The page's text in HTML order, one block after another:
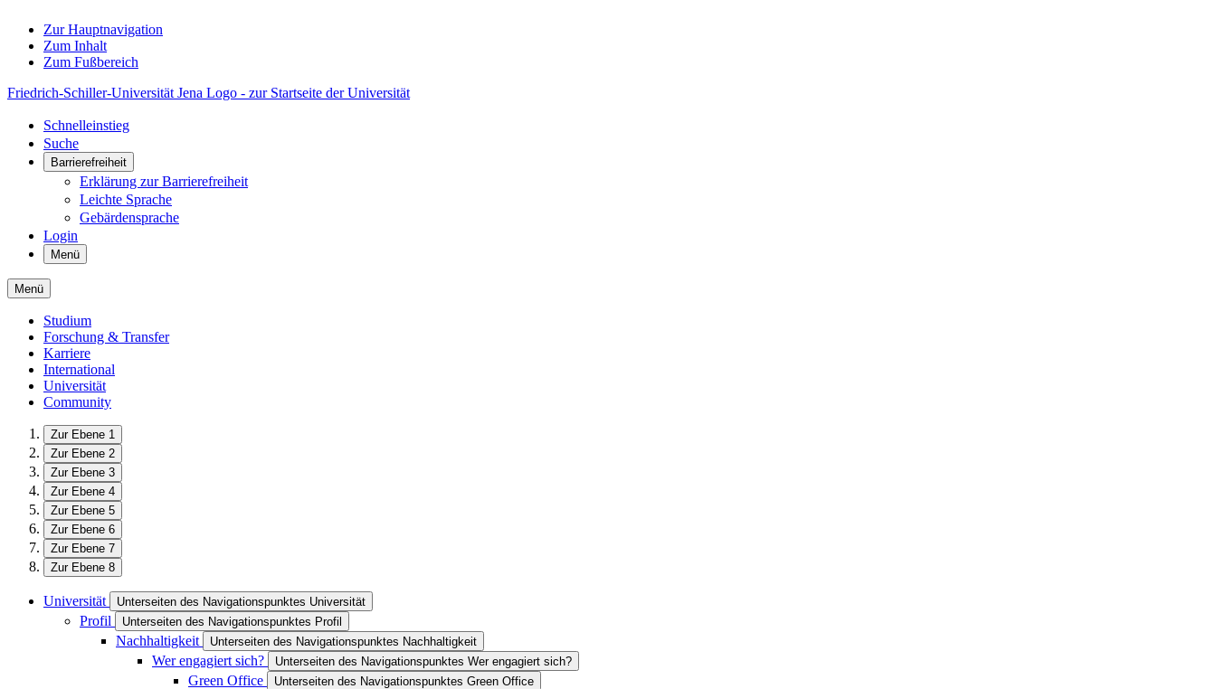
Zur Hauptnavigation
Zum Inhalt
Zum Fußbereich
Friedrich-Schiller-Universität Jena Logo - zur Startseite der Universität
Schnelleinstieg
Suche
Barrierefreiheit
Erklärung zur Barrierefreiheit
Leichte Sprache
Gebärdensprache
Login
Menü
Menü
Studium
Forschung & Transfer
Karriere
International
Universität
Community
Zur Ebene 1
Zur Ebene 2
Zur Ebene 3
Zur Ebene 4
Zur Ebene 5
Zur Ebene 6
Zur Ebene 7
Zur Ebene 8
Universität Unterseiten des Navigationspunktes Universität
Profil Unterseiten des Navigationspunktes Profil
Nachhaltigkeit Unterseiten des Navigationspunktes Nachhaltigkeit
Wer engagiert sich? Unterseiten des Navigationspunktes Wer engagiert sich?
Green Office Unterseiten des Navigationspunktes Green Office